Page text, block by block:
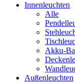
Innenleuchten
Alle
Akku-
Außenleuchten